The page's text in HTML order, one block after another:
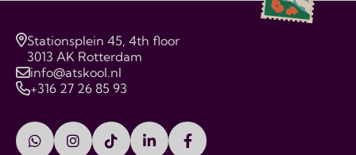
Stationsplein 45, 4th floor
3013 AK Rotterdam
info@atskool.nl
+316 27 26 85 93